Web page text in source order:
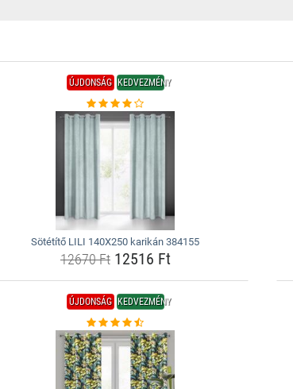
ÚJDONSÁG KEDVEZMÉNY
Sötétítő LILI 140X250 karikán 384155
12670 Ft12516 Ft
ÚJDONSÁG KEDVEZMÉNY